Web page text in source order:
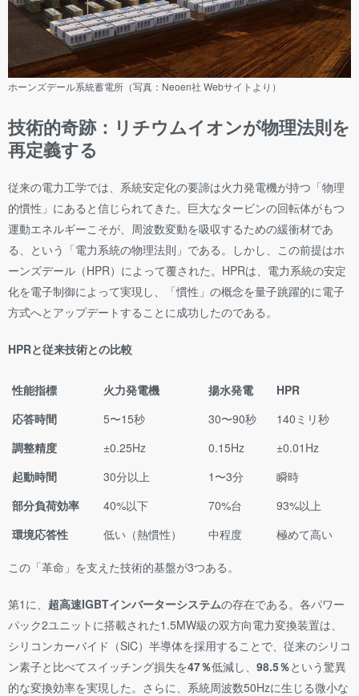
ホーンズデール系統蓄電所（写真：Neoen社 Webサイトより）
技術的奇跡：リチウムイオンが物理法則を
再定義する
従来の電力工学では、系統安定化の要諦は火力発電機が持つ「物理
的慣性」にあると信じられてきた。巨大なタービンの回転体がもつ
運動エネルギーこそが、周波数変動を吸収するための緩衝材であ
る、という「電力系統の物理法則」である。しかし、この前提はホ
ーンズデール（HPR）によって覆された。HPRは、電力系統の安定
化を電子制御によって実現し、「慣性」の概念を量子跳躍的に電子
方式へとアップデートすることに成功したのである。
HPRと従来技術との比較
性能指標 火力発電機 揚水発電
HPR
応答時間
5〜15秒 30〜90秒
140ミリ秒
調整精度
±0.25Hz 0.15Hz
±0.01Hz
起動時間
30分以上 1〜3分
瞬時
部分負荷効率
40%以下 70%台
93%以上
環境応答性
低い（熱慣性） 中程度 極めて高い
この「革命」を支えた技術的基盤が3つある。
第1に、 超高速IGBTインバーターシステムの存在である。各パワー
パック2ユニットに搭載された1.5MW級の双方向電力変換装置は、
シリコンカーバイド（SiC）半導体を採用することで、従来のシリコ
ン素子と比べてスイッチング損失を47％低減し、 98.5％という驚異
的な変換効率を実現した。さらに、系統周波数50Hzに生じる微小な